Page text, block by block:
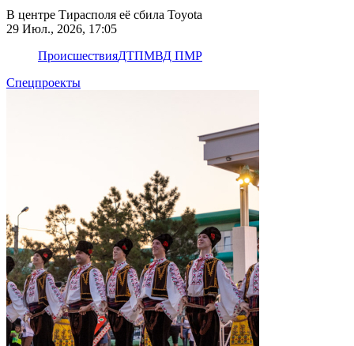
В центре Тирасполя её сбила Toyota
29 Июл., 2026, 17:05
ПроисшествияДТПМВД ПМР
Спецпроекты